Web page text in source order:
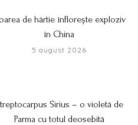
de hârtie înflorește exploziv
în China
5 august 2026
Sirius – o violetă de
Parma cu totul deosebită